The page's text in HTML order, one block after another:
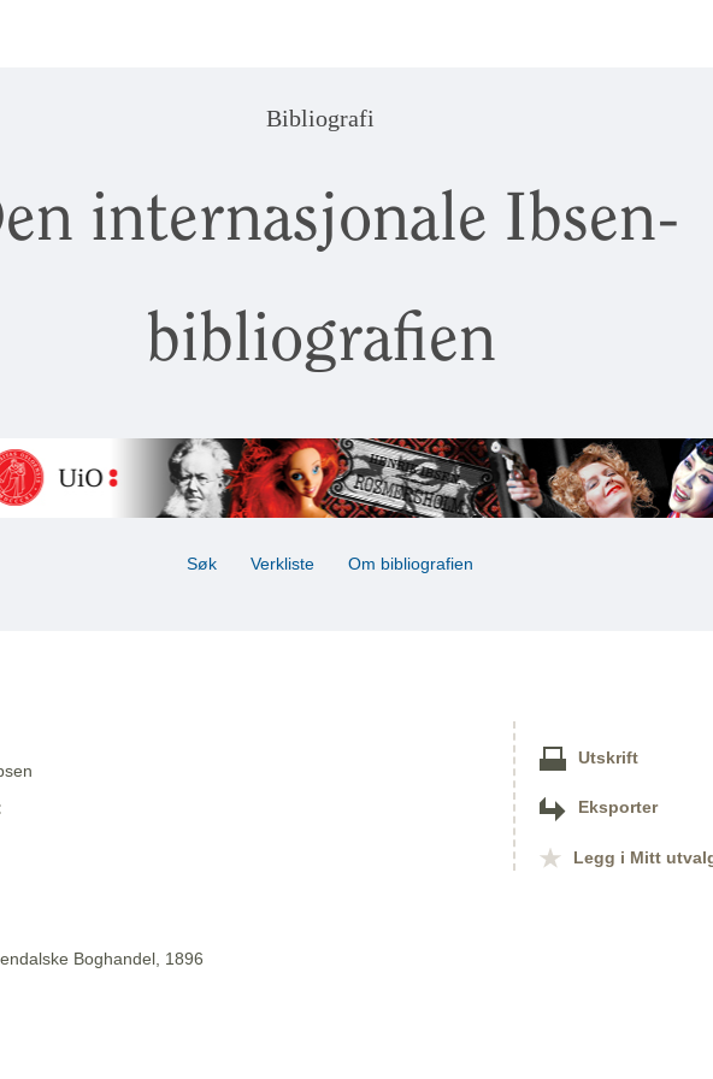
Bibliografi
internasjonale Ibsen-
bibliografien
Søk Verkliste Om bibliografien
Boghandel, 1896
Utskrift
Eksporter
Legg i Mitt